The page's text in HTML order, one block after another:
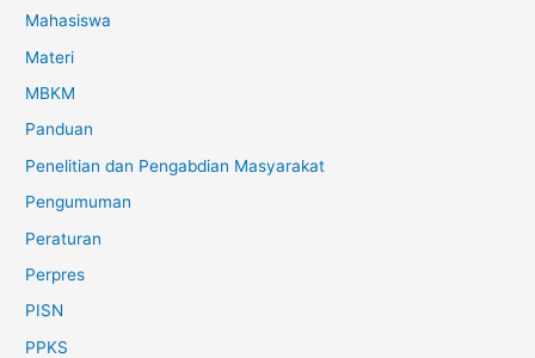
Mahasiswa
Materi
MBKM
Panduan
Penelitian dan Pengabdian Masyarakat
Pengumuman
Peraturan
Perpres
PISN
PPKS